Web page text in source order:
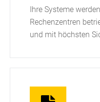
Ihre Systeme
Rechenzentren
und mit höchsten